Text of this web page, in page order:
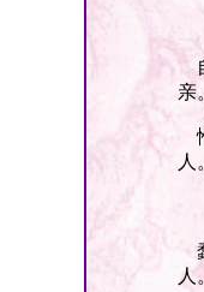
自
亲。
人。
人。